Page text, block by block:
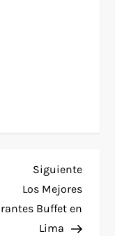
Siguiente
Los Mejores
Buffet en
Lima